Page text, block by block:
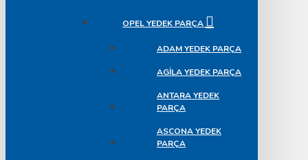
OPEL YEDEK PARÇA
ADAM YEDEK PARÇA
AGILA YEDEK PARÇA
ANTARA YEDEK
PARÇA
ASCONA YEDEK
PARÇA